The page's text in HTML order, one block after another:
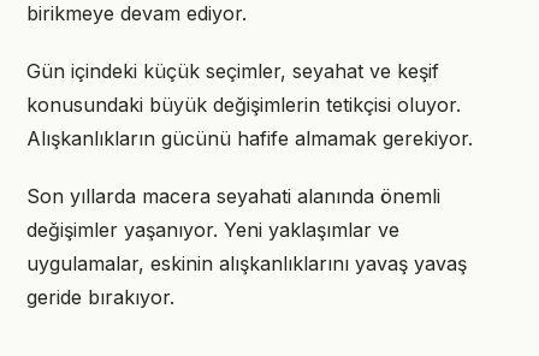
birikmeye devam ediyor.
Gün içindeki küçük seçimler, seyahat ve keşif
konusundaki büyük değişimlerin tetikçisi oluyor.
Alışkanlıkların gücünü hafife almamak gerekiyor.
Son yıllarda macera seyahati alanında önemli
değişimler yaşanıyor. Yeni yaklaşımlar ve
uygulamalar, eskinin alışkanlıklarını yavaş yavaş
geride bırakıyor.